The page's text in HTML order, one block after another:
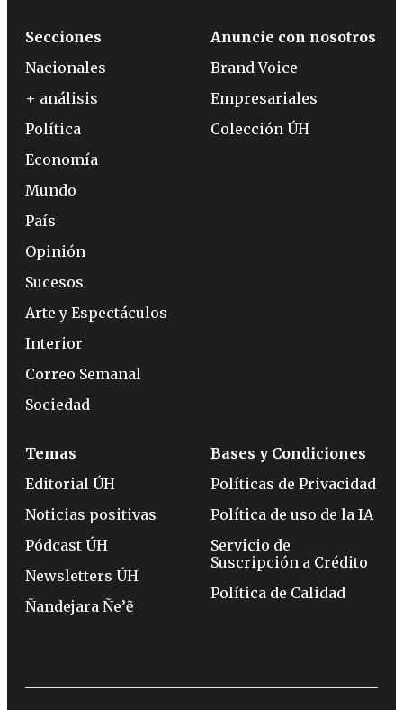
Secciones
Nacionales
+ análisis
Política
Economía
Mundo
País
Opinión
Sucesos
Arte y Espectáculos
Interior
Correo Semanal
Sociedad
Anuncie con nosotros
Brand Voice
Empresariales
Colección ÚH
Temas
Editorial ÚH
Noticias positivas
Pódcast ÚH
Newsletters ÚH
Ñandejara Ñe’ẽ
Bases y Condiciones
Políticas de Privacidad
Política de uso de la IA
Servicio de
Suscripción a Crédito
Política de Calidad